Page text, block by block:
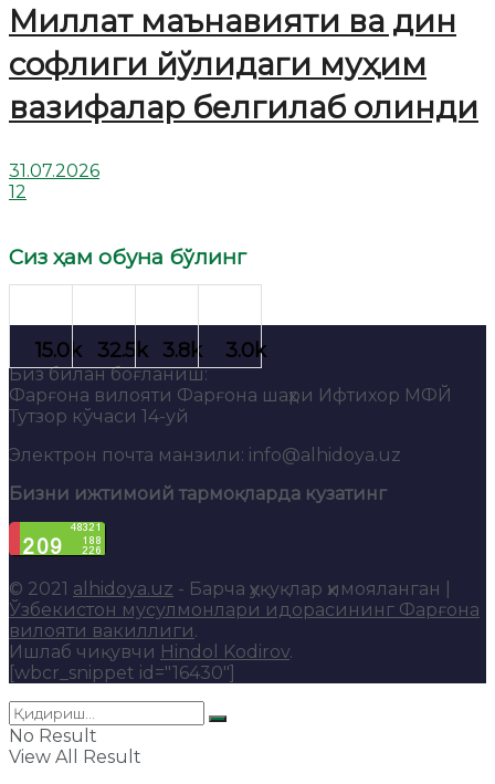
Миллат маънавияти ва дин
софлиги йўлидаги муҳим
вазифалар белгилаб олинди
31.07.2026
12
Сиз ҳам обуна бўлинг
Биз билан боғланиш:
Фарғона вилояти Фарғона шаҳри Ифтихор МФЙ
Тутзор кўчаси 14-уй
Электрон почта манзили: info@alhidoya.uz
Бизни ижтимоий тармоқларда кузатинг
© 2021 alhidoya.uz - Барча ҳуқуқлар ҳимояланган |
Ўзбекистон мусулмонлари идорасининг Фарғона
вилояти вакиллиги.
Ишлаб чиқувчи Hindol Kodirov.
[wbcr_snippet id="16430"]
No Result
View All Result